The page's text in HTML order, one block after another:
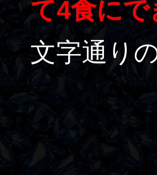
て4食に
文字通り